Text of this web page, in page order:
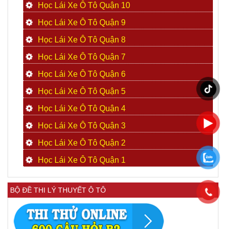
Học Lái Xe Ô Tô Quận 10
Học Lái Xe Ô Tô Quận 9
Học Lái Xe Ô Tô Quận 8
Học Lái Xe Ô Tô Quận 7
Học Lái Xe Ô Tô Quận 6
Học Lái Xe Ô Tô Quận 5
Học Lái Xe Ô Tô Quận 4
Học Lái Xe Ô Tô Quận 3
Học Lái Xe Ô Tô Quận 2
Học Lái Xe Ô Tô Quận 1
BỘ ĐỀ THI LÝ THUYẾT Ô TÔ